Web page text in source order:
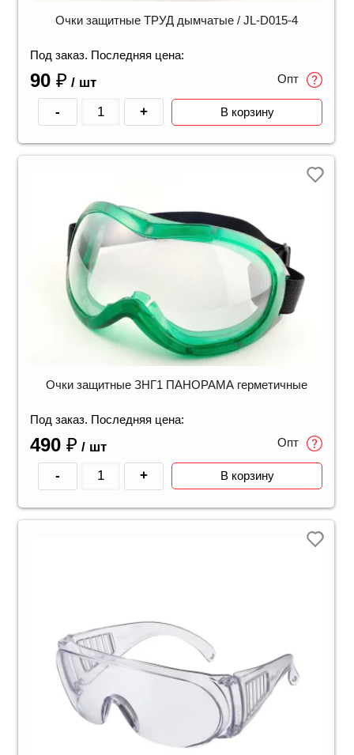
Очки защитные ТРУД дымчатые / JL-D015-4
Под заказ. Последняя цена:
90 ₽ / шт Опт
- + В корзину
Очки защитные ЗНГ1 ПАНОРАМА герметичные
Под заказ. Последняя цена:
490 ₽ / шт Опт
- + В корзину